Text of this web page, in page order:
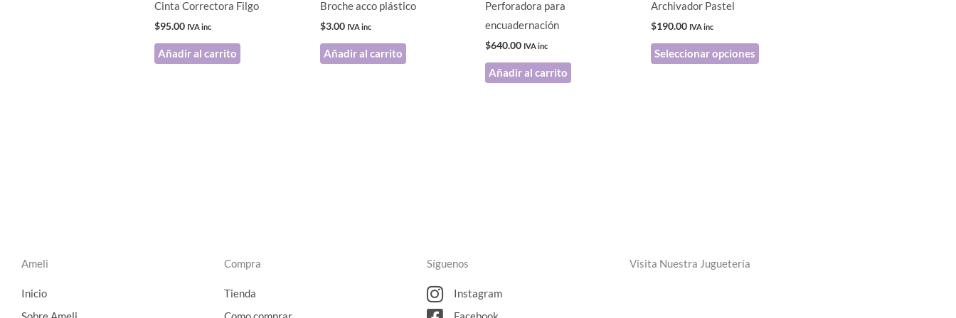
Cinta Correctora Filgo
$95.00 IVA inc
Añadir al carrito
Broche acco plástico
$3.00 IVA inc
Añadir al carrito
Perforadora para
encuadernación
$640.00 IVA inc
Añadir al carrito
Archivador Pastel
$190.00 IVA inc
Seleccionar opciones
Ameli
Inicio
Compra
Tienda
Síguenos
Instagram
Visita Nuestra Juguetería